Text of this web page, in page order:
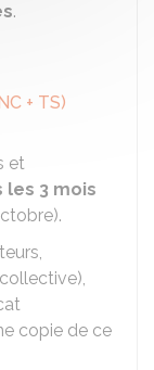
.
+ TS)
et
les 3 mois
copie de ce